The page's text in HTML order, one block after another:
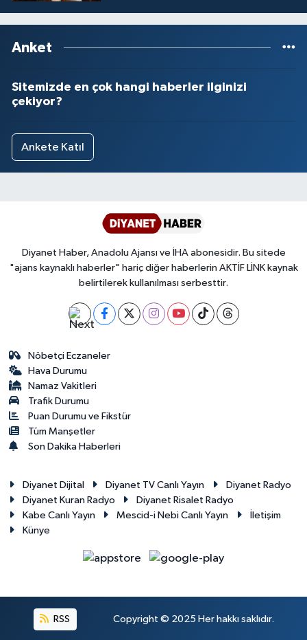
Anket
Sitemizde en çok hangi haberler ilginizi
çekiyor?
Ankete Katıl
Diyanet Haber, Anadolu Ajansı ve İHA abonesidir. Bu sitede
"ajans kaynaklı haberler" hariç diğer haberlerin AKTİF LİNK kaynak
belirtilerek kullanılması serbesttir.
Nöbetçi Eczaneler
Hava Durumu
Namaz Vakitleri
Trafik Durumu
Puan Durumu ve Fikstür
Tüm Manşetler
Son Dakika Haberleri
Diyanet Dijital Diyanet TV Canlı Yayın
Diyanet Radyo
Diyanet Kuran Radyo
Diyanet Risalet Radyo
Kabe Canlı Yayın
Mescid-i Nebi Canlı Yayın
İletişim
Künye
RSS Copyright © 2025 Her hakkı saklıdır.